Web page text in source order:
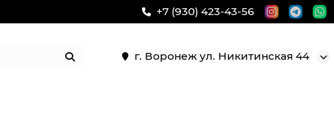
+7 (930) 423-43-56
г. Воронеж ул. Никитинская 44